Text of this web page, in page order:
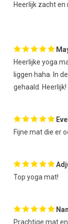
Heerlijk zacht en
Heerlijke yoga
liggen haha. In
gehaald. Heerlijk!
Fijne mat die er
Top yoga mat!
Prachtige mat